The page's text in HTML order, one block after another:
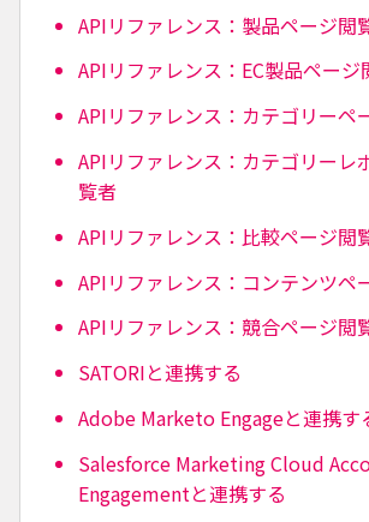
APIリファレンス：製品ページ閲
APIリファレンス：EC製品ページ
APIリファレンス：カテゴリーペ
APIリファレンス：カテゴリーレ
覧者
APIリファレンス：比較ページ閲
APIリファレンス：コンテンツペ
APIリファレンス：競合ページ閲
SATORIと連携する
Adobe Marketo Engageと連携す
Salesforce Marketing Cloud
Engagementと連携する